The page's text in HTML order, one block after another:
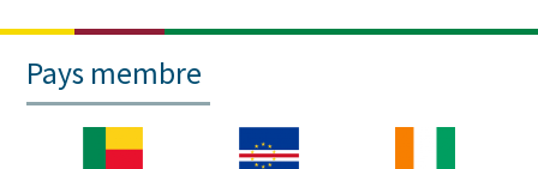
Pays membre
Image